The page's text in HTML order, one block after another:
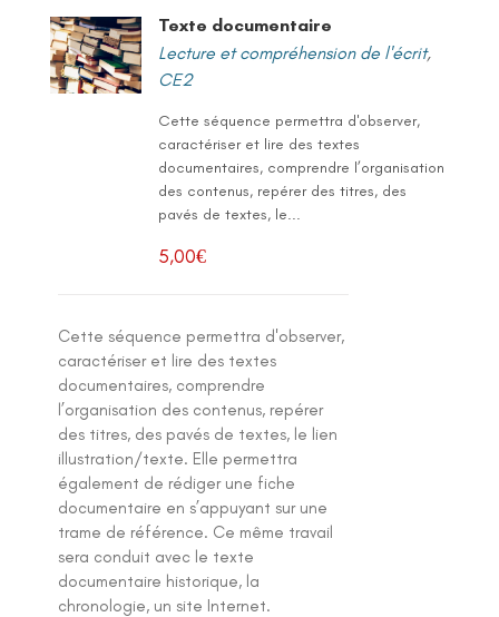
Texte documentaire
Lecture et compréhension de l'écrit,
CE2
Cette séquence permettra d'observer,
caractériser et lire des textes
documentaires, comprendre l’organisation
des contenus, repérer des titres, des
pavés de textes, le...
5,00€
Cette séquence permettra d'observer,
caractériser et lire des textes
documentaires, comprendre
l’organisation des contenus, repérer
des titres, des pavés de textes, le lien
illustration/texte. Elle permettra
également de rédiger une fiche
documentaire en s’appuyant sur une
trame de référence. Ce même travail
sera conduit avec le texte
documentaire historique, la
chronologie, un site Internet.